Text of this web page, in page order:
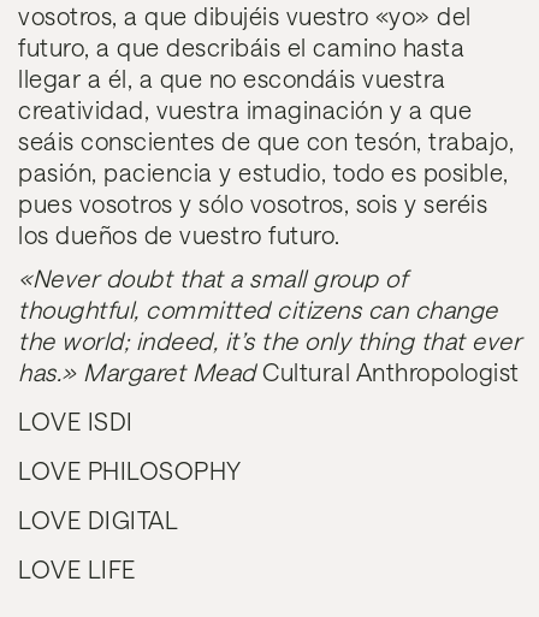
vosotros, a que dibujéis vuestro «yo» del
futuro, a que describáis el camino hasta
llegar a él, a que no escondáis vuestra
creatividad, vuestra imaginación y a que
seáis conscientes de que con tesón, trabajo,
pasión, paciencia y estudio, todo es posible,
pues vosotros y sólo vosotros, sois y seréis
los dueños de vuestro futuro.
«Never doubt that a small group of
thoughtful, committed citizens can change
the world; indeed, it’s the only thing that ever
has.» Margaret MeadCultural Anthropologist
LOVE ISDI
LOVE PHILOSOPHY
LOVE DIGITAL
LOVE LIFE